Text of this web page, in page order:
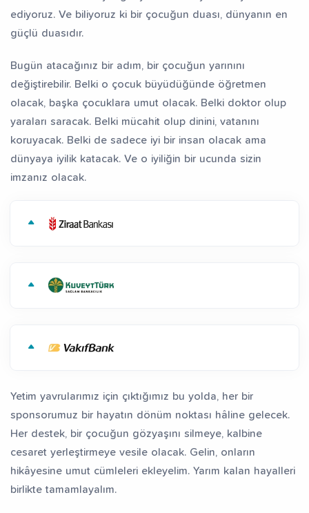
ediyoruz. Ve biliyoruz ki bir çocuğun duası, dünyanın en
güçlü duasıdır.
Bugün atacağınız bir adım, bir çocuğun yarınını
değiştirebilir. Belki o çocuk büyüdüğünde öğretmen
olacak, başka çocuklara umut olacak. Belki doktor olup
yaraları saracak. Belki mücahit olup dinini, vatanını
koruyacak. Belki de sadece iyi bir insan olacak ama
dünyaya iyilik katacak. Ve o iyiliğin bir ucunda sizin
imzanız olacak.
Yetim yavrularımız için çıktığımız bu yolda, her bir
sponsorumuz bir hayatın dönüm noktası hâline gelecek.
Her destek, bir çocuğun gözyaşını silmeye, kalbine
cesaret yerleştirmeye vesile olacak. Gelin, onların
hikâyesine umut cümleleri ekleyelim. Yarım kalan hayalleri
birlikte tamamlayalım.